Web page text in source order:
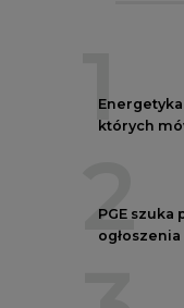
4
Do końca
o bon
5
Przegląd